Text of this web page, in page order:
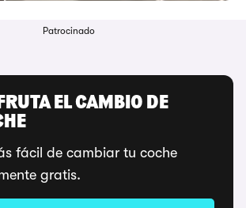
Patrocinado
EL CAMBIO DE
fácil de cambiar tu coche
gratis.